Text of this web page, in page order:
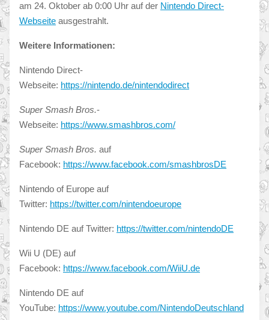
am 24. Oktober ab 0:00 Uhr auf der Nintendo Direct-
Webseite ausgestrahlt.
Weitere Informationen:
Nintendo Direct-
Webseite: https://nintendo.de/nintendodirect
Super Smash Bros.-
Webseite: https://www.smashbros.com/
Super Smash Bros. auf
Facebook: https://www.facebook.com/smashbrosDE
Nintendo of Europe auf
Twitter: https://twitter.com/nintendoeurope
Nintendo DE auf Twitter: https://twitter.com/nintendoDE
Wii U (DE) auf
Facebook: https://www.facebook.com/WiiU.de
Nintendo DE auf
YouTube: https://www.youtube.com/NintendoDeutschland